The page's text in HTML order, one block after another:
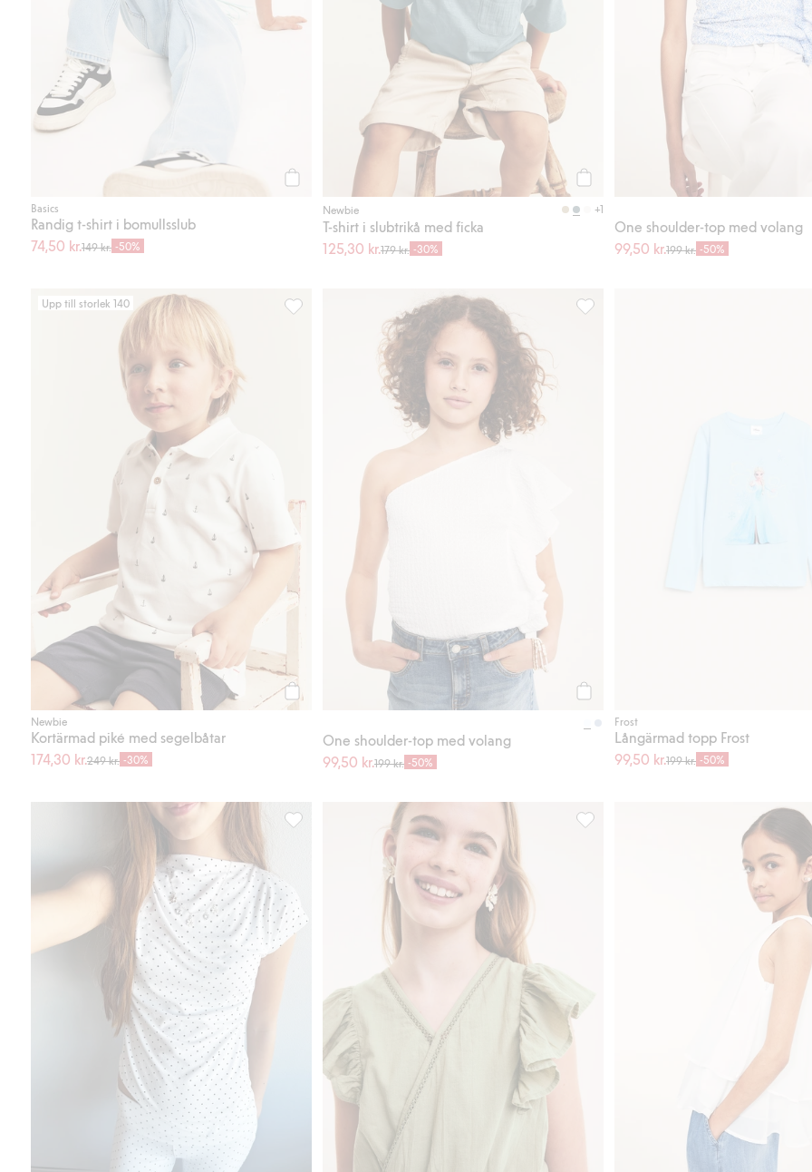
Basics
Randig t-shirt i bomullsslub
74,50 kr.149 kr. -50%
Newbie +1
T-shirt i slubtrikå med ficka
125,30 kr.179 kr. -30%
One shoulder-top med volang
99,50 kr.199 kr. -50%
Upp till storlek 140
Köp
Newbie
Kortärmad piké med segelbåtar
174,30 kr.249 kr. -30%
Kortärmad piké med segelbåtar, Lägg till i favoriter
One shoulder-top med volang
99,50 kr.199 kr. -50%
Frost
Långärmad topp Frost
99,50 kr.199 kr. -50%
Asymmetrisk topp med prickar, Lägg till i favoriter Volangblus med spets, Lägg till i